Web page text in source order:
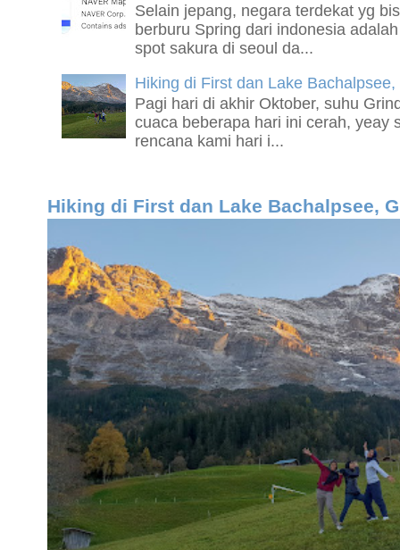
Selain jepang, negara terdekat yg
berburu Spring dari indonesia
spot sakura di seoul da...
Hiking di First dan Lake
Pagi hari di akhir Oktober, suhu
cuaca beberapa hari ini cerah, yeay
rencana kami hari i...
Hiking di First dan Lake Bachalpsee,